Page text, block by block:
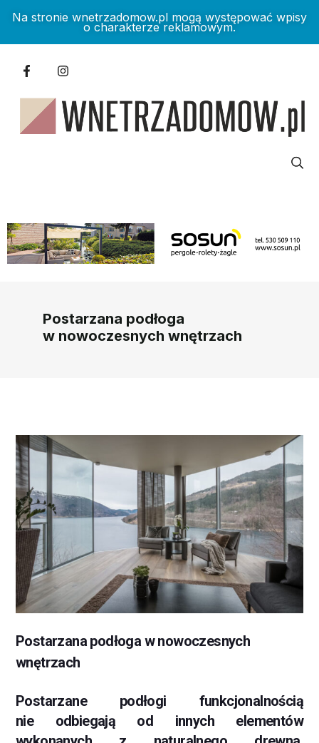
Na stronie wnetrzadomow.pl mogą występować wpisy
o charakterze reklamowym.
Postarzana podłoga
w nowoczesnych wnętrzach
Postarzana podłoga w nowoczesnych
wnętrzach
Postarzane podłogi funkcjonalnością
nie odbiegają od innych elementów